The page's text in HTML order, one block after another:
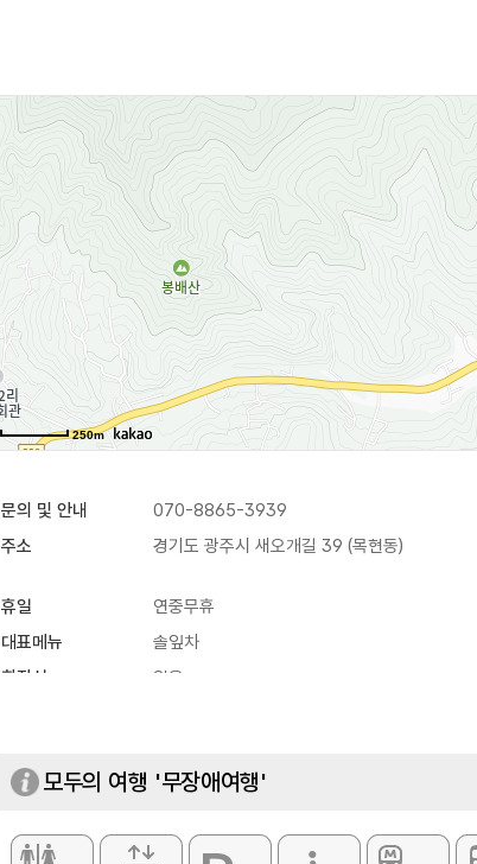
250m
문의 및 안내 070-8865-3939
주소
경기도 광주시 새오개길 39 (목현동)
휴일
연중무휴
대표메뉴
솔잎차
화장실
있음
모두의 여행 '무장애여행'